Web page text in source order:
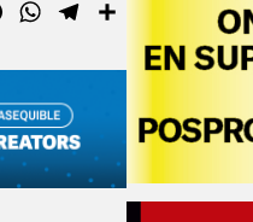
FacebookWhatsAppTelegram